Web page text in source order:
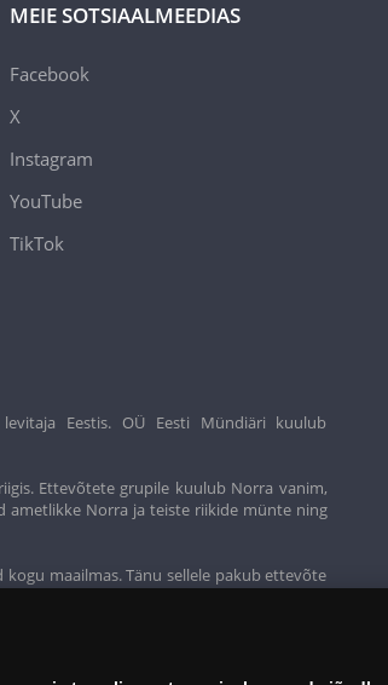
MEIE SOTSIAALMEEDIAS
Facebook
X
Instagram
YouTube
TikTok
Eestis. OÜ Eesti Mündiäri kuulub
Ettevõtete grupile kuulub Norra vanim,
ametlikke Norra ja teiste riikide münte ning
maailmas. Tänu sellele pakub ettevõte